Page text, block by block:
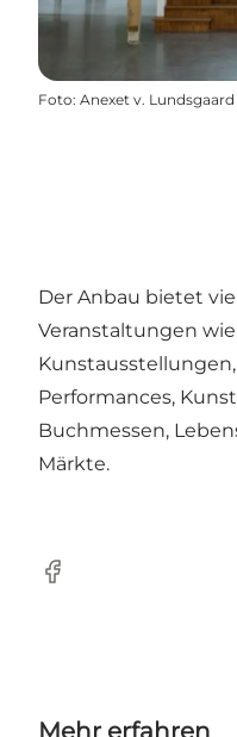
Foto: Anexet v. Lundsgaard
Der Anbau bietet
Veranstaltungen
Performances,
Buchmessen,
Märkte.
Facebook